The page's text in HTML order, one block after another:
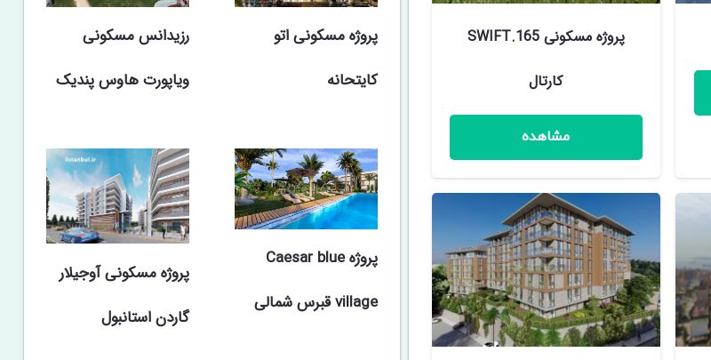
پروژه مسکونی SWIFT.165
کارتال
مشاهده
پروژه مسکونی اتو
کایتحانه
رزیدانس مسکونی
ویاپورت هاوس پندیک
پروژه Caesar blue
village قبرس شمالی
پروژه مسکونی آوجیلار
گاردن استانبول